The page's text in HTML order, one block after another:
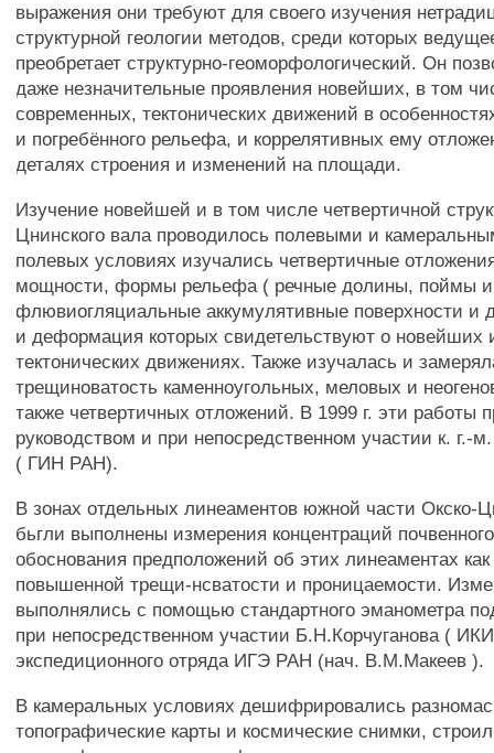
выражения они требуют для своего изучения
структурной геологии методов, среди которых
преобретает структурно-геоморфологический. Он
даже незначительные проявления новейших, в том
современных, тектонических движений в
и погребённого рельефа, и коррелятивных ему
деталях строения и изменений на площади.
Изучение новейшей и в том числе четвертичной
Цнинского вала проводилось полевыми и
полевых условиях изучались четвертичные
мощности, формы рельефа ( речные долины, поймы
флювиогляциальные аккумулятивные поверхности и
и деформация которых свидетельствуют о новейших
тектонических движениях. Также изучалась и
трещиноватость каменноугольных, меловых и
также четвертичных отложений. В 1999 г. эти работы
руководством и при непосредственном участии к. г.-
( ГИН РАН).
В зонах отдельных линеаментов южной части Окско-
бьгли выполнены измерения концентраций
обоснования предположений об этих линеаментах как
повышенной трещи-нсватости и проницаемости.
выполнялись с помощью стандартного эманометра
при непосредственном участии Б.Н.Корчуганова (
экспедиционного отряда ИГЭ РАН (нач. В.М.Макеев ).
В камеральных условиях дешифрировались
топографические карты и космические снимки,